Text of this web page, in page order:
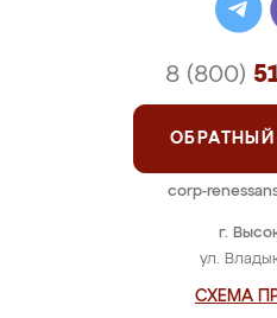
г.
ул.
СХЕМА
8 (800)
corp-